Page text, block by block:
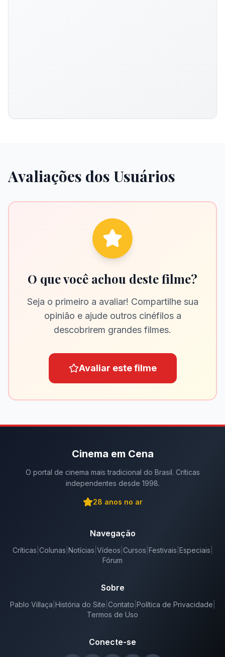
Avaliações dos Usuários
O que você achou deste filme?
Seja o primeiro a avaliar! Compartilhe sua
opinião e ajude outros cinéfilos a
descobrirem grandes filmes.
Avaliar este filme
Cinema em Cena
O portal de cinema mais tradicional do Brasil. Críticas
independentes desde 1998.
28 anos no ar
Navegação
Críticas Colunas Notícias Vídeos Cursos Festivais Especiais
Fórum
Sobre
Pablo Villaça História do Site Contato Política de Privacidade
Termos de Uso
Conecte-se